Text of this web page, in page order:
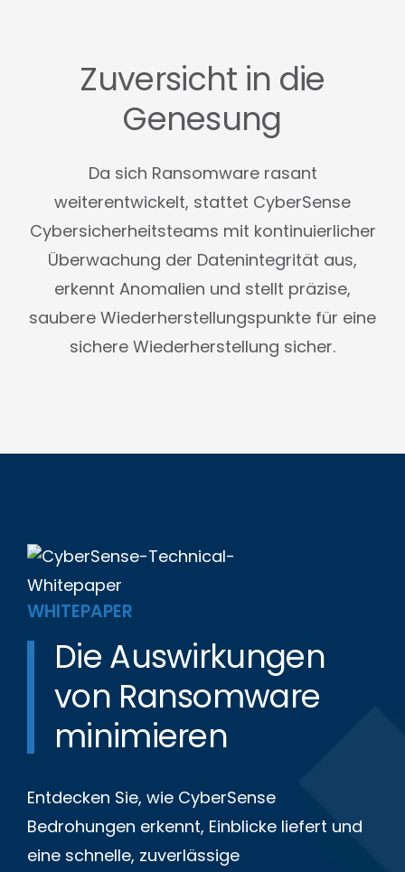
Zuversicht in die
Genesung
Da sich Ransomware rasant
weiterentwickelt, stattet CyberSense
Cybersicherheitsteams mit kontinuierlicher
Überwachung der Datenintegrität aus,
erkennt Anomalien und stellt präzise,
saubere Wiederherstellungspunkte für eine
sichere Wiederherstellung sicher.
WHITEPAPER
Die Auswirkungen
von Ransomware
minimieren
Entdecken Sie, wie CyberSense
Bedrohungen erkennt, Einblicke liefert und
eine schnelle, zuverlässige